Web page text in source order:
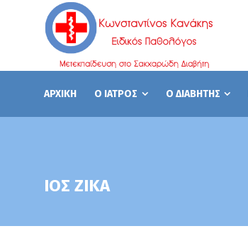
ΑΡΧΙΚΗ Ο ΙΑΤΡΟΣ Ο ΔΙΑΒΗΤΗΣ
ΙΟΣ ΖΙΚΑ